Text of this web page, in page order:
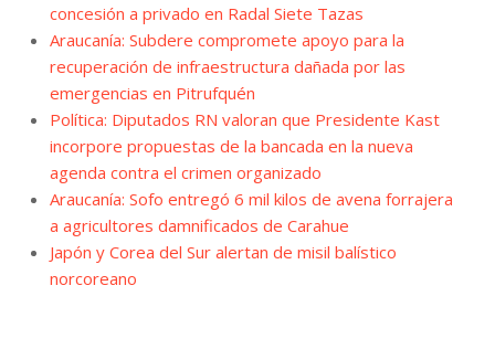
concesión a privado en Radal Siete Tazas
Araucanía: Subdere compromete apoyo para la
recuperación de infraestructura dañada por las
emergencias en Pitrufquén
Política: Diputados RN valoran que Presidente Kast
incorpore propuestas de la bancada en la nueva
agenda contra el crimen organizado
Araucanía: Sofo entregó 6 mil kilos de avena forrajera
a agricultores damnificados de Carahue
Japón y Corea del Sur alertan de misil balístico
norcoreano